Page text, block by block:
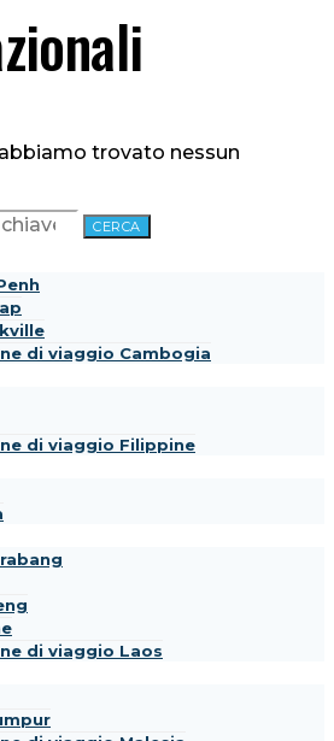
di viaggio Cambogia
di viaggio Filippine
di viaggio Laos
trovato nessun
CERCA